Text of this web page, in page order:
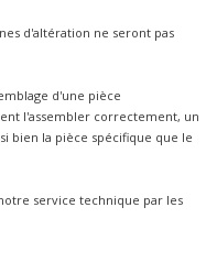
d'altération ne seront pas
d'une pièce
l'assembler correctement, un
bien la pièce spécifique que le
service technique par les